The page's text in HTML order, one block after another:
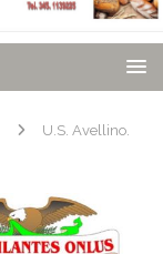
U.S. Avellino.